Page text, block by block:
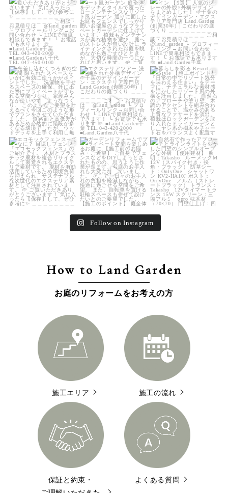
land_garden
8 0
land_garden
17 0
land_garden
18 0
land_garden
22 0
land_garden
22 0
land_garden
24 0
land_garden
15 0
land_garden
32 0
land_garden
24 0
Follow on Instagram
How to Land Garden
お庭のリフォームをお考えの方
施工エリア 施工の流れ
保証と約束・
よくある質問